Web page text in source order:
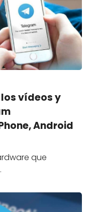
vídeos y
Android
que